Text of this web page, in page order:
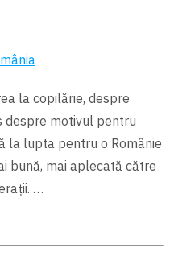
la copilărie, despre
despre motivul pentru
la lupta pentru o Românie
bună, mai aplecată către
…